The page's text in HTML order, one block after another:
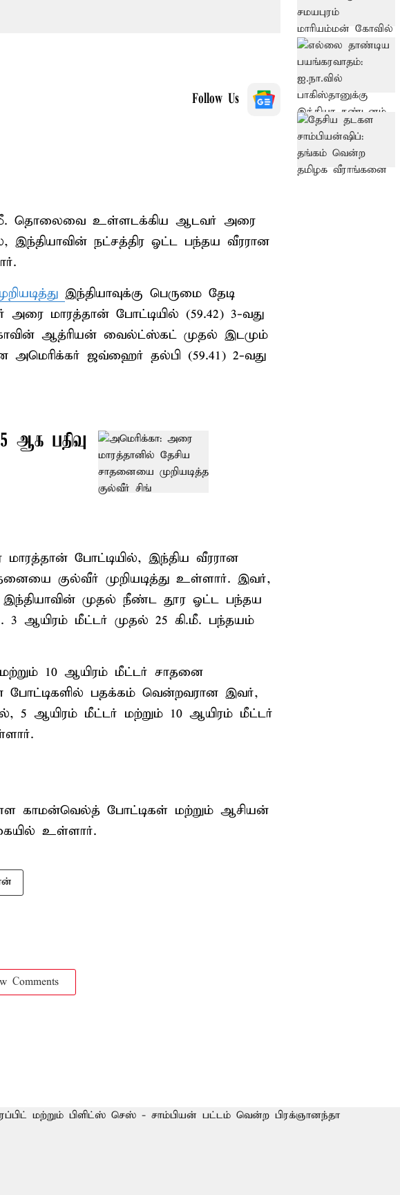
Follow Us
கி.மீ. தொலைவை உள்ளடக்கிய ஆடவர் அரை
இந்தியாவின் நட்சத்திர ஓட்ட பந்தய வீரரான
இந்தியாவுக்கு பெருமை தேடி
மாரத்தான் போட்டியில் (59.42) 3-வது
ஆத்ரியன் வைல்ட்ஸ்கட் முதல் இடமும்
அமெரிக்கர் ஜவ்ஹைர் தல்பி (59.41) 2-வது
ஆக பதிவு
போட்டியில், இந்திய வீரரான
குல்வீர் முறியடித்து உள்ளார். இவர்,
முதல் நீண்ட தூர ஓட்ட பந்தய
3 ஆயிரம் மீட்டர் முதல் 25 கி.மீ. பந்தயம்
10 ஆயிரம் மீட்டர் சாதனை
போட்டிகளில் பதக்கம் வென்றவரான இவர்,
5 ஆயிரம் மீட்டர் மற்றும் 10 ஆயிரம் மீட்டர்
காமன்வெல்த் போட்டிகள் மற்றும் ஆசியன்
உள்ளார்.
Comments